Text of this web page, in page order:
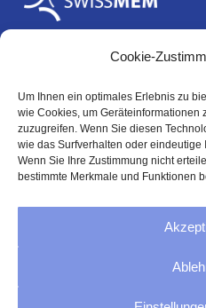
Cookie-
Um Ihnen ein optimales Erlebnis zu
wie Cookies, um Geräteinformationen
zuzugreifen. Wenn Sie diesen
wie das Surfverhalten oder
Wenn Sie Ihre Zustimmung nicht
bestimmte Merkmale und Funktionen
Rechtliches